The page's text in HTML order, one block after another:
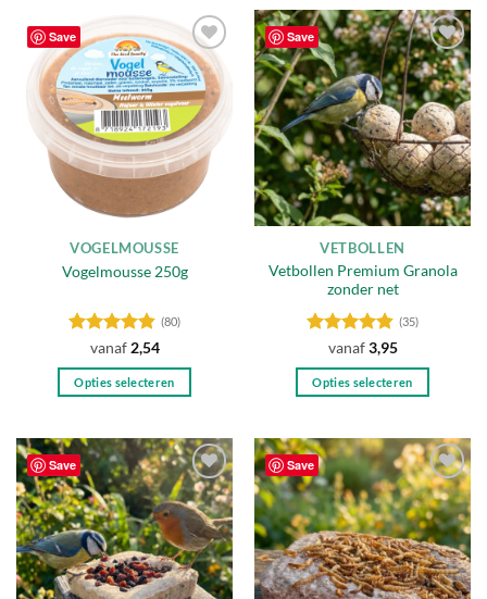
Save
Toevoegen
aan
verlanglijst
VOGELMOUSSE
Vogelmousse 250g
Gewaardeerd
4.8uit 5
(80)
vanaf 2,54
Opties selecteren
heeft
meerdere
variaties.
Deze
optie
kan
gekozen
Save
Toevoegen
aan
verlanglijst
VETBOLLEN
Vetbollen Premium Granola
zonder net
Gewaardeerd
4.8uit 5
(35)
vanaf3,95
Opties selecteren
heeft
meerdere
variaties.
Deze
optie
kan
gekozen
Save
Toevoegen
aan
verlanglijst
Save
Toevoegen
aan
verlanglijst